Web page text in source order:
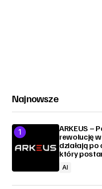
Najnowsze
ARKEUS –
rewolucję
działają po
który
AI